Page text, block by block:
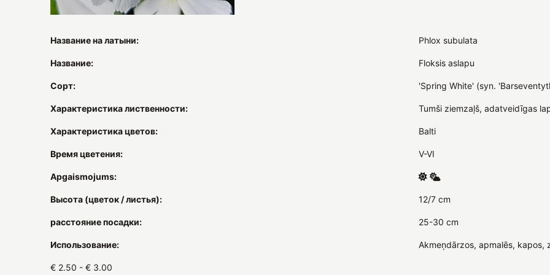
Название на латыни: Phlox subulata
Название: Floksis aslapu
Сорт: 'Spring White' (syn.
Характеристика лиственности: Tumši ziemzaļš, adatveidīgas
Характеристика цветов: Balti
Время цветения: V-VI
Apgaismojums:
Высота (цветок / листья): 12/7 cm
расстояние посадки: 25-30 cm
Использование: Akmeņdārzos, apmalēs, kapos,
€ 2.50 - € 3.00